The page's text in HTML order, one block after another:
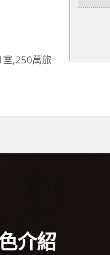
,250萬旅
介紹